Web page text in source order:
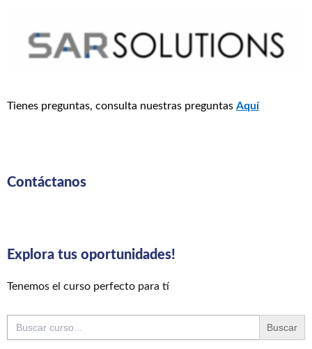
Tienes preguntas, consulta nuestras preguntas Aquí
Contáctanos
Explora tus oportunidades!
Tenemos el curso perfecto para tí
Buscar: